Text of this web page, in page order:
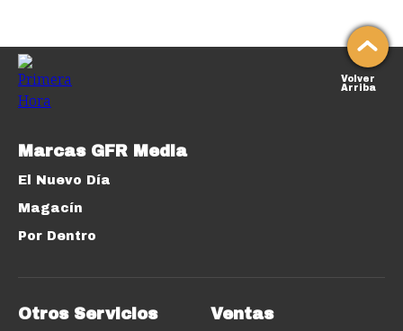
Volver
Arriba
Marcas GFR Media
El Nuevo Día
Magacín
Por Dentro
Otros Servicios Ventas